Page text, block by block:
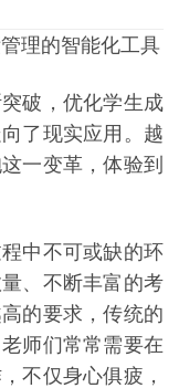
理的智能化工具
破，优化学生成
了现实应用。越
一变革，体验到
中不可或缺的环
、不断丰富的考
的要求，传统的
师们常常需要在
不仅身心俱疲，